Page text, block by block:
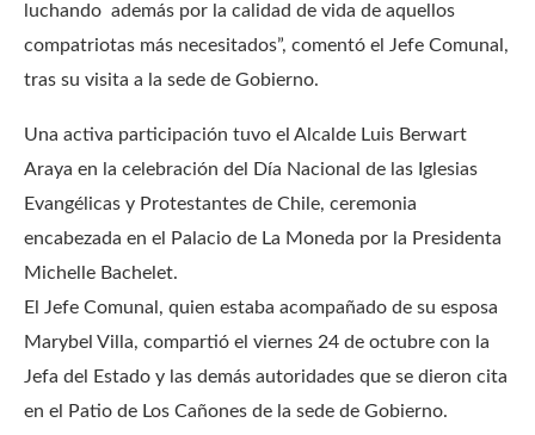
luchando además por la calidad de vida de aquellos
compatriotas más necesitados”, comentó el Jefe Comunal,
tras su visita a la sede de Gobierno.
Una activa participación tuvo el Alcalde Luis Berwart
Araya en la celebración del Día Nacional de las Iglesias
Evangélicas y Protestantes de Chile, ceremonia
encabezada en el Palacio de La Moneda por la Presidenta
Michelle Bachelet.
El Jefe Comunal, quien estaba acompañado de su esposa
Marybel Villa, compartió el viernes 24 de octubre con la
Jefa del Estado y las demás autoridades que se dieron cita
en el Patio de Los Cañones de la sede de Gobierno.